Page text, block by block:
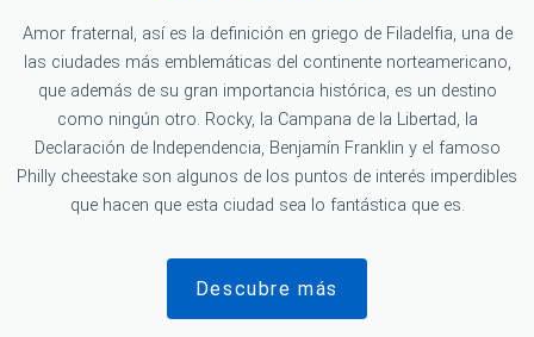
Amor fraternal, así es la definición en griego de Filadelfia, una de
las ciudades más emblemáticas del continente norteamericano,
que además de su gran importancia histórica, es un destino
como ningún otro. Rocky, la Campana de la Libertad, la
Declaración de Independencia, Benjamín Franklin y el famoso
Philly cheestake son algunos de los puntos de interés imperdibles
que hacen que esta ciudad sea lo fantástica que es.
Descubre más